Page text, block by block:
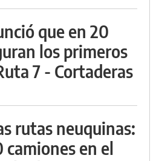
que en 20
los primeros
7 - Cortaderas
rutas neuquinas:
camiones en el